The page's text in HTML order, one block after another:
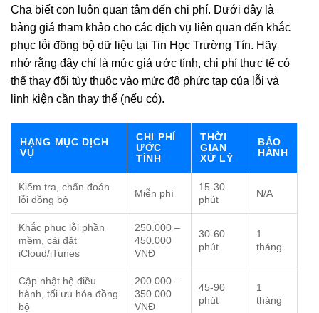
Cha biết con luôn quan tâm đến chi phí. Dưới đây là
bảng giá tham khảo cho các dịch vụ liên quan đến khắc
phục lỗi đồng bộ dữ liệu tại Tin Học Trường Tín. Hãy
nhớ rằng đây chỉ là mức giá ước tính, chi phí thực tế có
thể thay đổi tùy thuộc vào mức độ phức tạp của lỗi và
linh kiện cần thay thế (nếu có).
HẠNG MỤC DỊCH
VỤ
CHI PHÍ
ƯỚC
TÍNH
THỜI
GIAN
XỬ LÝ
BẢO
HÀNH
Kiểm tra, chẩn đoán
lỗi đồng bộ
Miễn phí
15-30
phút
N/A
Khắc phục lỗi phần
mềm, cài đặt
iCloud/iTunes
250.000 –
450.000
VNĐ
30-60
phút
1
tháng
Cập nhật hệ điều
hành, tối ưu hóa đồng
bộ
200.000 –
350.000
VNĐ
45-90
phút
1
tháng